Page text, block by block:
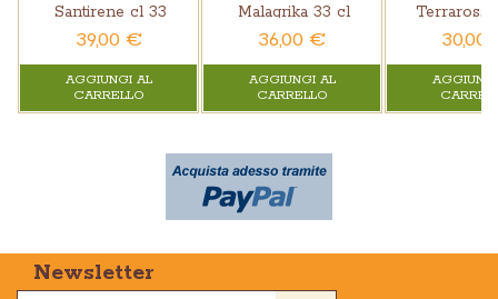
Santirene cl 33
39,00 €
AGGIUNGI AL
CARRELLO
Malagrika 33 cl
36,00 €
AGGIUNGI AL
CARRELLO
30,00
Newsletter